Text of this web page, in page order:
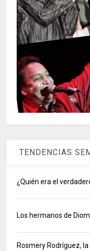
TENDENCIAS
¿Quién era el
Los hermanos de
Rosmery Rodríguez,